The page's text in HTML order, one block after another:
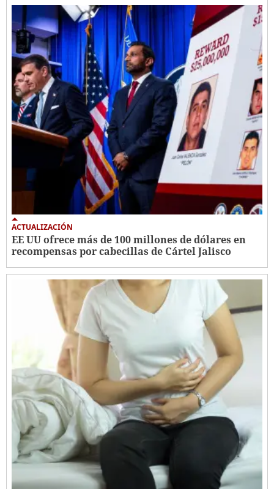
ACTUALIZACIÓN
EE UU ofrece más de 100 millones de dólares en
recompensas por cabecillas de Cártel Jalisco